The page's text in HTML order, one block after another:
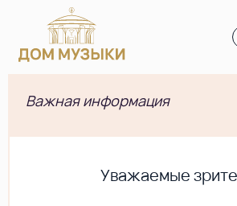
Важная информация
Уважаемые